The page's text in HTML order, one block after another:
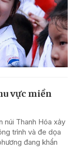
vực miền
núi Thanh Hóa xảy
trình và đe dọa
đang khẩn